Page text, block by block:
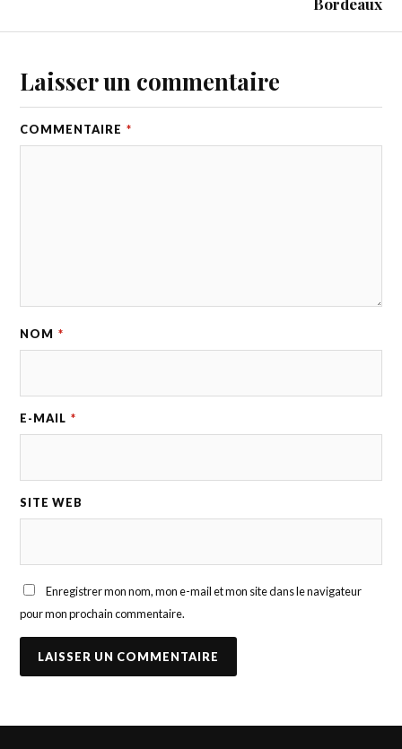
Laisser un commentaire
COMMENTAIRE *
NOM *
E-MAIL *
SITE WEB
Enregistrer mon nom, mon e-mail et mon site dans le navigateur
pour mon prochain commentaire.